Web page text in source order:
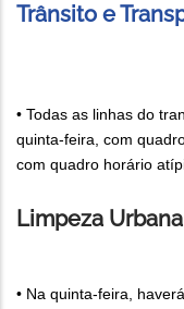
Trânsito e
• Todas as linhas do
quinta-feira, com
com quadro horário
Limpeza Urbana
• Na quinta-feira,